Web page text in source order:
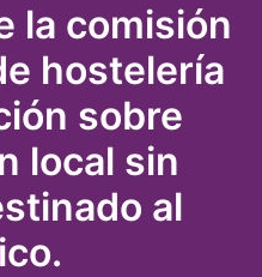
la comisión
hostelería
sobre
local sin
al